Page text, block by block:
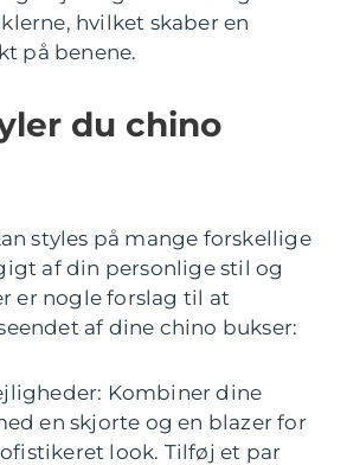
hvilket skaber en
på benene.
du chino
styles på mange forskellige
af din personlige stil og
er nogle forslag til at
af dine chino bukser:
Kombiner dine
en skjorte og en blazer for
look. Tilføj et par